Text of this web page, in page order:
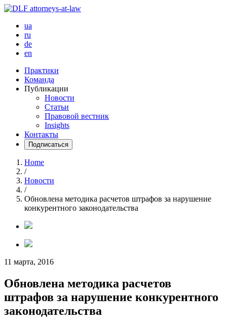
ua
ru
de
en
Практики
Команда
Публикации
Новости
Статьи
Правовой вестник
Insights
Контакты
Подписаться
Home
/
Новости
/
Обновлена методика расчетов штрафов за нарушение
конкурентного законодательства
11 марта, 2016
Обновлена методика расчетов
штрафов за нарушение конкурентного
законодательства